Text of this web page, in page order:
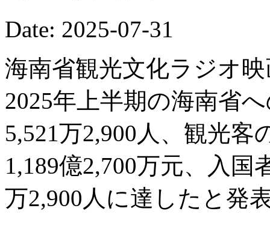
Date: 2025-07-31
海南省観光文化ラジオ
2025年上半期の海南省
5,521万2,900人、観光客
1,189億2,700万元、入国
万2,900人に達したと発